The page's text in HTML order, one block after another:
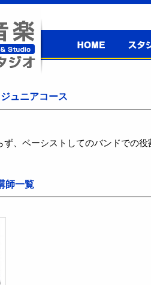
ジオ
スタジオ
ュニアコース
ず、ベーシストしてのバンドでの
師一覧